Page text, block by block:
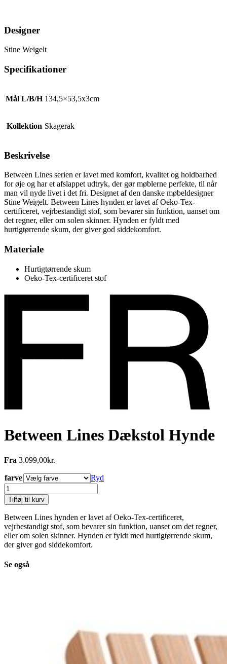
Designer
Stine Weigelt
Specifikationer
Mål L/B/H 134,5×53,5x3cm
Kollektion Skagerak
Beskrivelse
Between Lines serien er lavet med komfort, kvalitet og holdbarhed
for øje og har et afslappet udtryk, der gør møblerne perfekte, til når
man vil nyde livet i det fri. Designet af den danske møbeldesigner
Stine Weigelt. Between Lines hynden er lavet af Oeko-Tex-
certificeret, vejrbestandigt stof, som bevarer sin funktion, uanset om
det regner, eller om solen skinner. Hynden er fyldt med
hurtigtørrende skum, der giver god siddekomfort.
Materiale
Hurtigtørrende skum
Oeko-Tex-certificeret stof
Between Lines Dækstol Hynde
Fra 3.099,00kr.
farve
Ryd
Between
Lines
Dækstol
Hynde
antal
Tilføj til kurv
Between Lines hynden er lavet af Oeko-Tex-certificeret,
vejrbestandigt stof, som bevarer sin funktion, uanset om det regner,
eller om solen skinner. Hynden er fyldt med hurtigtørrende skum,
der giver god siddekomfort.
Se også